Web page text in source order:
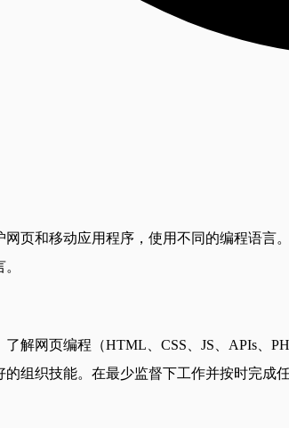
页和移动应用程序，使用不同的编程语
解网页编程（HTML、CSS、JS、APIs、
组织技能。在最少监督下工作并按时完成